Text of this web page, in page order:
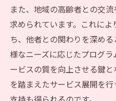
ボランティア活動
地域住民との交流
地元学校との連携
地域メディアを活
行政との連携で資金調
また、地域の高齢者との交
求められています。これに
ち、他者との関わりを深め
様なニーズに応じたプログ
ービスの質を向上させる鍵
を踏まえたサービス展開を